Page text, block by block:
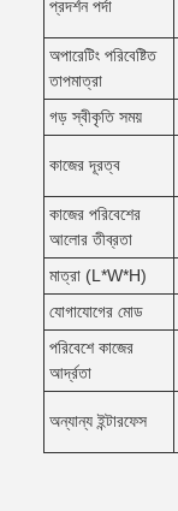
প্রদর্শন পর্দা
অপারেটিং পরিবেষ্টিত
তাপমাত্রা
গড় স্বীকৃতি সময়
কাজের দূরত্ব
কাজের পরিবেশের
আলোর তীব্রতা
মাত্রা (L*W*H)
যোগাযোগের মোড
পরিবেশে কাজের
আর্দ্রতা
অন্যান্য ইন্টারফেস